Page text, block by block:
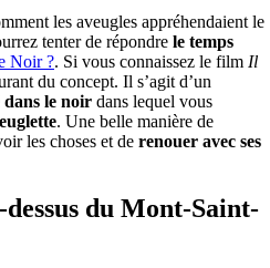
les aveugles appréhendaient le
tenter de répondre le temps
Noir ?. Si vous connaissez le film Il
du concept. Il s’agit d’un
le noir dans lequel vous
. Une belle manière de
les choses et de renouer avec ses
du Mont-Saint-